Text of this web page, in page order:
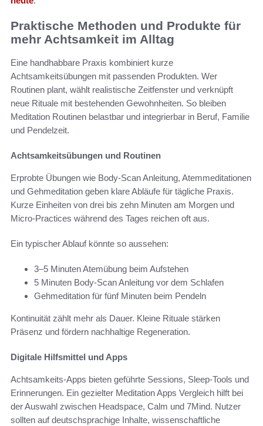
Praktische Methoden und Produkte für
mehr Achtsamkeit im Alltag
Eine handhabbare Praxis kombiniert kurze
Achtsamkeitsübungen mit passenden Produkten. Wer
Routinen plant, wählt realistische Zeitfenster und verknüpft
neue Rituale mit bestehenden Gewohnheiten. So bleiben
Meditation Routinen belastbar und integrierbar in Beruf, Familie
und Pendelzeit.
Achtsamkeitsübungen und Routinen
Erprobte Übungen wie Body-Scan Anleitung, Atemmeditationen
und Gehmeditation geben klare Abläufe für tägliche Praxis.
Kurze Einheiten von drei bis zehn Minuten am Morgen und
Micro-Practices während des Tages reichen oft aus.
Ein typischer Ablauf könnte so aussehen:
3–5 Minuten Atemübung beim Aufstehen
5 Minuten Body-Scan Anleitung vor dem Schlafen
Gehmeditation für fünf Minuten beim Pendeln
Kontinuität zählt mehr als Dauer. Kleine Rituale stärken
Präsenz und fördern nachhaltige Regeneration.
Digitale Hilfsmittel und Apps
Achtsamkeits-Apps bieten geführte Sessions, Sleep-Tools und
Erinnerungen. Ein gezielter Meditation Apps Vergleich hilft bei
der Auswahl zwischen Headspace, Calm und 7Mind. Nutzer
sollten auf deutschsprachige Inhalte, wissenschaftliche